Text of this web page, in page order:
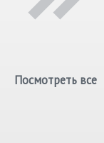
Посмотреть все